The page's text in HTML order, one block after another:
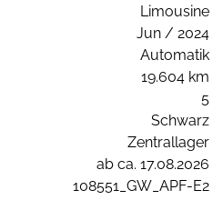
Limousine
Jun / 2024
Automatik
19.604 km
5
Schwarz
Zentrallager
ab ca. 17.08.2026
108551_GW_APF-E2